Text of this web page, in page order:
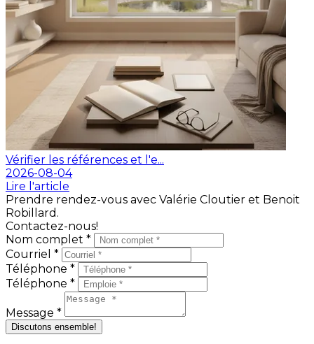
Vérifier les références et l'e...
2026-08-04
Lire l'article
Prendre rendez-vous avec Valérie Cloutier et Benoit
Robillard.
Contactez-nous!
Nom complet *
Courriel *
Téléphone *
Téléphone *
Message *
Discutons ensemble!